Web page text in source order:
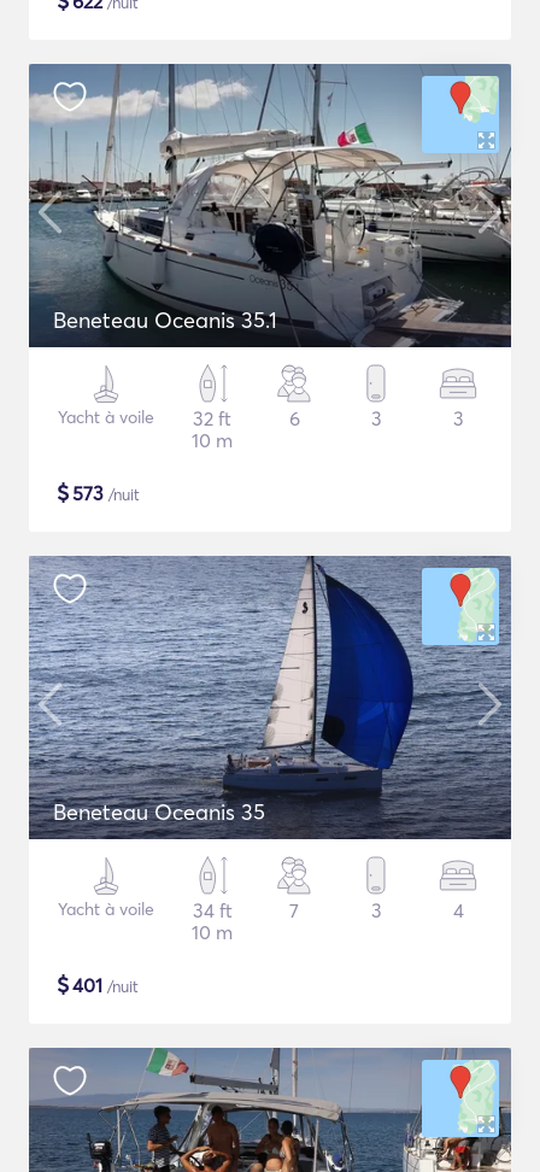
Beneteau Oceanis 35.1
Yacht à voile
32 ft
10 m
6 3 3
$573 /nuit
Beneteau Oceanis 35
Yacht à voile
34 ft
10 m
7 3 4
$401 /nuit